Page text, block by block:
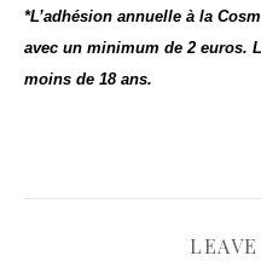
*L’adhésion annuelle à la
avec un minimum de 2 euros.
moins de 18 ans.